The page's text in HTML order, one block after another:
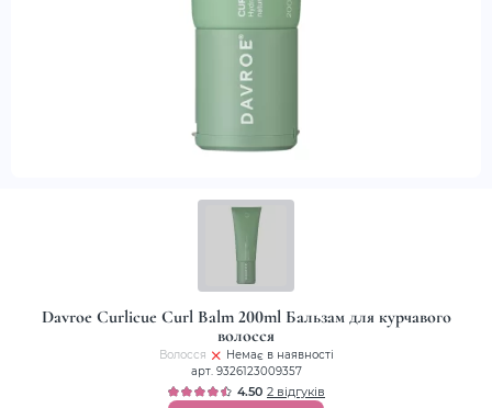
Davroe Curlicue Curl Balm 200ml Бальзам для курчавого
волосся
Волосся
Немає в наявності
арт. 9326123009357
4.50 2 відгуків